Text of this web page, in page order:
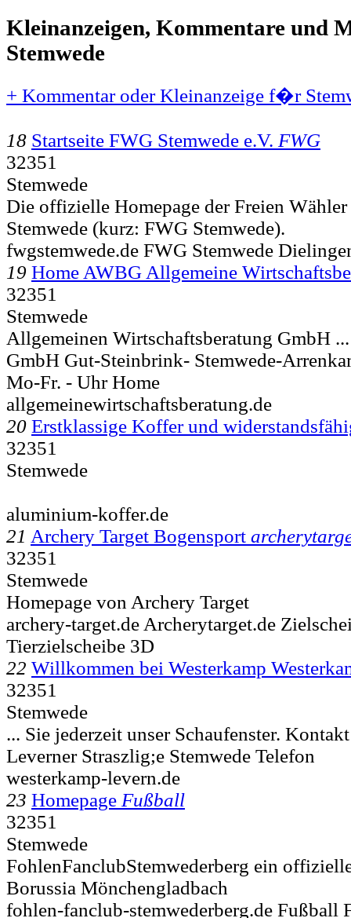
Kleinanzeigen, Kommentare und
Stemwede
+ Kommentar oder Kleinanzeige f�r
18 Startseite FWG Stemwede e.V. FWG
32351
Stemwede
Die offizielle Homepage der Freien
Stemwede (kurz: FWG Stemwede).
fwgstemwede.de FWG Stemwede
19 Home AWBG Allgemeine
32351
Stemwede
Allgemeinen Wirtschaftsberatung GmbH
GmbH Gut-Steinbrink- Stemwede-
Mo-Fr. - Uhr Home
allgemeinewirtschaftsberatung.de
20 Erstklassige Koffer und
32351
Stemwede
aluminium-koffer.de
21 Archery Target Bogensport
32351
Stemwede
Homepage von Archery Target
archery-target.de Archerytarget.de
Tierzielscheibe 3D
22 Willkommen bei Westerkamp
32351
Stemwede
... Sie jederzeit unser Schaufenster.
Leverner Straszlig;e Stemwede Telefon
westerkamp-levern.de
23 Homepage Fußball
32351
Stemwede
FohlenFanclubStemwederberg ein
Borussia Mönchengladbach
fohlen-fanclub-stemwederberg.de Fußball